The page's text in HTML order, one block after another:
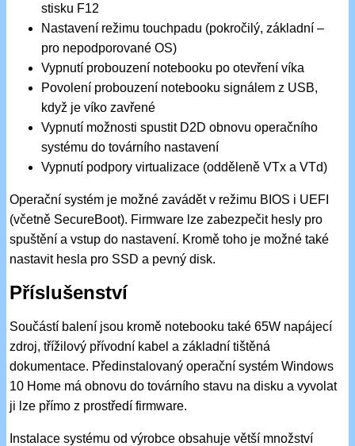
stisku F12
Nastavení režimu touchpadu (pokročilý, základní –
pro nepodporované OS)
Vypnutí probouzení notebooku po otevření víka
Povolení probouzení notebooku signálem z USB,
když je víko zavřené
Vypnutí možnosti spustit D2D obnovu operačního
systému do továrního nastavení
Vypnutí podpory virtualizace (odděleně VTx a VTd)
Operační systém je možné zavádět v režimu BIOS i UEFI
(včetně SecureBoot). Firmware lze zabezpečit hesly pro
spuštění a vstup do nastavení. Kromě toho je možné také
nastavit hesla pro SSD a pevný disk.
Příslušenství
Součástí balení jsou kromě notebooku také 65W napájecí
zdroj, třížilový přívodní kabel a základní tištěná
dokumentace. Předinstalovaný operační systém Windows
10 Home má obnovu do továrního stavu na disku a vyvolat
ji lze přímo z prostředí firmware.
Instalace systému od výrobce obsahuje větší množství